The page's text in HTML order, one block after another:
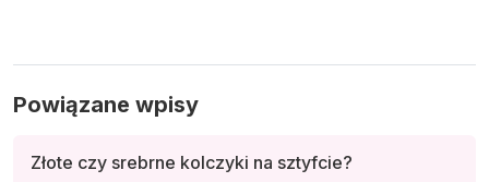
Powiązane wpisy
Złote czy srebrne kolczyki na sztyfcie?